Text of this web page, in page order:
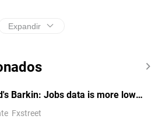
Expandir
Barkin: Jobs data is more low
low fire
Fxstreet